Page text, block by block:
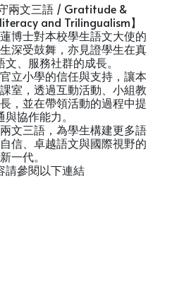
兩文三語 / Gratitude &
and Trilingualism】
博士對本校學生語文大使的
深受鼓舞，亦見證學生在真
、服務社群的成長。
立小學的信任與支持，讓本
室，透過互動活動、小組教
，並在帶領活動的過程中提
與協作能力。
文三語，為學生構建更多語
信、卓越語文與國際視野的
新一代。
請參閱以下連結